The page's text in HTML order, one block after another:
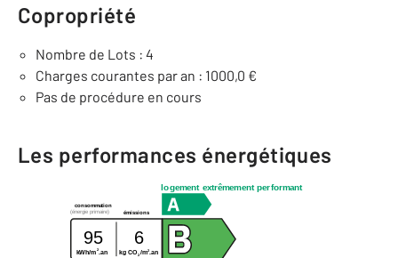
Copropriété
Nombre de Lots : 4
Charges courantes par an : 1000,0 €
Pas de procédure en cours
Les performances énergétiques
logement extrêmement performant
consommation
émissions
(énergie primaire)
95 6
kWh/m 2.an kg CO2/m2.an